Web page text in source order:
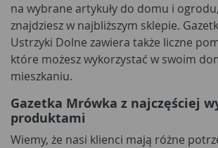
na wybrane artykuły do domu i
znajdziesz w najbliższym sklepie.
Ustrzyki Dolne zawiera także liczne
które możesz wykorzystać w swoim
mieszkaniu.
Gazetka Mrówka z najczęściej
produktami
Wiemy, że nasi klienci mają różne